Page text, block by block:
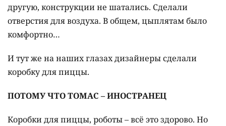
другую, конструкции не шатались. Сделали
отверстия для воздуха. В общем, цыплятам было
комфортно…
И тут же на наших глазах дизайнеры сделали
коробку для пиццы.
ПОТОМУ ЧТО ТОМАС – ИНОСТРАНЕЦ
Коробки для пиццы, роботы – всё это здорово. Но